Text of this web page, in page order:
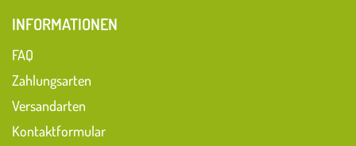
INFORMATIONEN
FAQ
Zahlungsarten
Versandarten
Kontaktformular